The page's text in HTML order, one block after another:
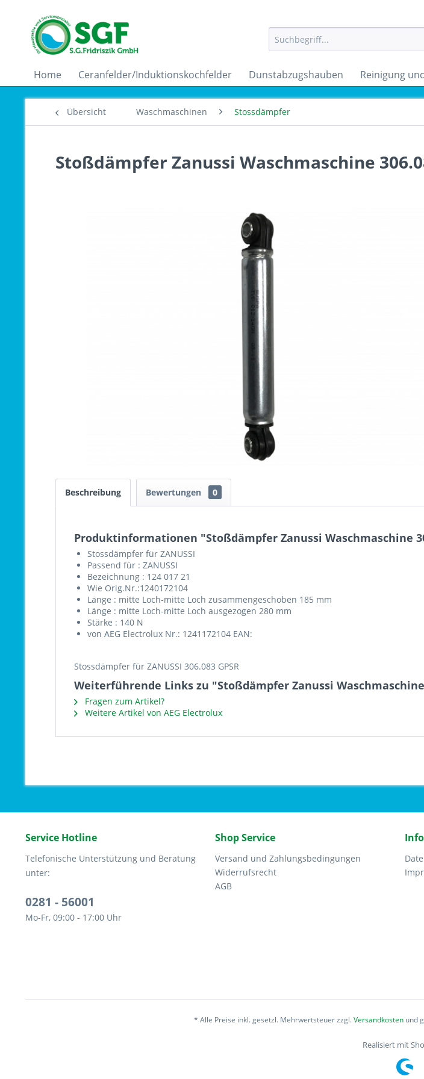
Home Ceranfelder/Induktionskochfelder Dunstabzugshauben Reinigung
Übersicht Waschmaschinen Stossdämpfer
Stoßdämpfer Zanussi Waschmaschine
Beschreibung Bewertungen 0
Produktinformationen "Stoßdämpfer Zanussi Waschmaschine
Stossdämpfer für ZANUSSI
Passend für : ZANUSSI
Bezeichnung : 124 017 21
Wie Orig.Nr.:1240172104
Länge : mitte Loch-mitte Loch zusammengeschoben 185 mm
Länge : mitte Loch-mitte Loch ausgezogen 280 mm
Stärke : 140 N
von AEG Electrolux Nr.: 1241172104 EAN:
Stossdämpfer für ZANUSSI 306.083 GPSR
Weiterführende Links zu "Stoßdämpfer Zanussi Waschmaschine
Fragen zum Artikel?
Weitere Artikel von AEG Electrolux
Service Hotline
Telefonische Unterstützung und Beratung
unter:
0281 - 56001
Mo-Fr, 09:00 - 17:00 Uhr
Shop Service
Versand und Zahlungsbedingungen
Widerrufsrecht
AGB
* Alle Preise inkl. gesetzl. Mehrwertsteuer zzgl.Versandkostenund
Realisiert mit